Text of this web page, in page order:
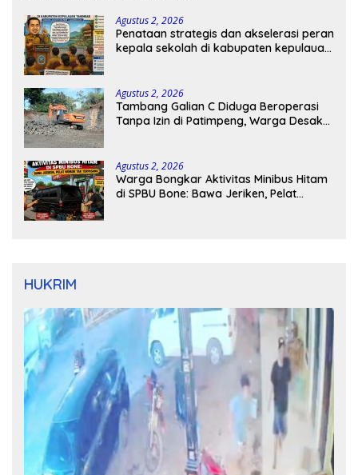
Agustus 2, 2026
Penataan strategis dan akselerasi peran
kepala sekolah di kabupaten kepulauan
Agustus 2, 2026
Tambang Galian C Diduga Beroperasi
Tanpa Izin di Patimpeng, Warga Desak
Agustus 2, 2026
Warga Bongkar Aktivitas Minibus Hitam
di SPBU Bone: Bawa Jeriken, Pelat
HUKRIM